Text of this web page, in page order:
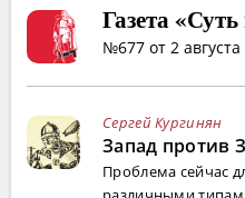
Газета
№677 от 2 августа
Сергей Кургинян
Запад против
Проблема сейчас